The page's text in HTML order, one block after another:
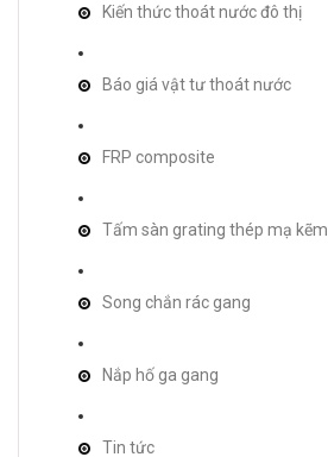
Kiến thức thoát nước đô thị
Báo giá vật tư thoát nước
FRP composite
Tấm sàn grating thép mạ kẽm
Song chắn rác gang
Nắp hố ga gang
Tin tức